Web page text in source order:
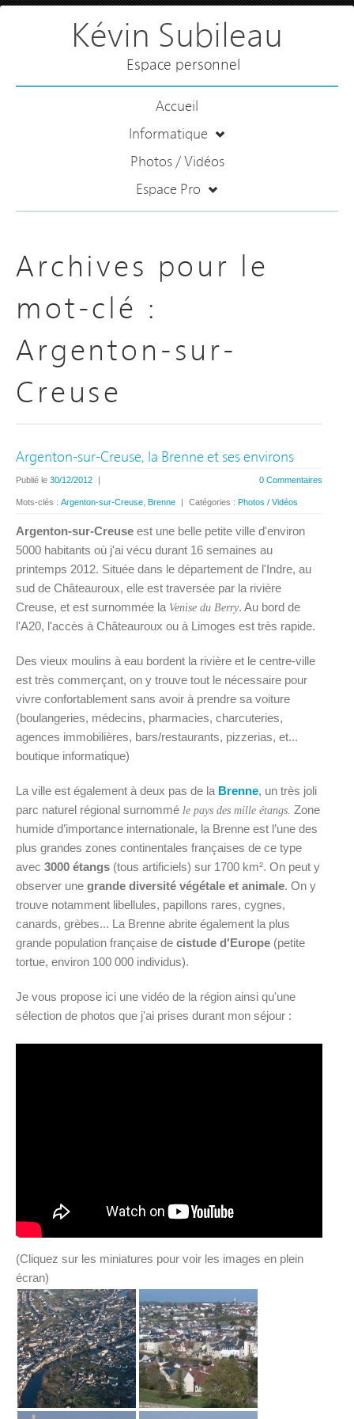
Kévin Subileau
Espace personnel
Accueil
Informatique
Photos / Vidéos
Espace Pro
Archives pour le
mot-clé :
Argenton-sur-
Creuse
Argenton-sur-Creuse, la Brenne et ses environs
0 Commentaires
Publié le 30/12/2012 |
Mots-clés : Argenton-sur-Creuse Brenne | Catégories : Photos / Vidéos
Argenton-sur-Creuse est une belle petite ville d'environ
5000 habitants où j'ai vécu durant 16 semaines au
printemps 2012. Située dans le département de l'Indre, au
sud de Châteauroux, elle est traversée par la rivière
Creuse, et est surnommée la Venise du Berry. Au bord de
l'A20, l'accès à Châteauroux ou à Limoges est très rapide.
Des vieux moulins à eau bordent la rivière et le centre-ville
est très commerçant, on y trouve tout le nécessaire pour
vivre confortablement sans avoir à prendre sa voiture
(boulangeries, médecins, pharmacies, charcuteries,
agences immobilières, bars/restaurants, pizzerias, et...
boutique informatique)
La ville est également à deux pas de la Brenne, un très joli
parc naturel régional surnommé le pays des mille étangs. Zone
humide d’importance internationale, la Brenne est l’une des
plus grandes zones continentales françaises de ce type
avec 3000 étangs (tous artificiels) sur 1700 km². On peut y
observer une grande diversité végétale et animale. On y
trouve notamment libellules, papillons rares, cygnes,
canards, grèbes... La Brenne abrite également la plus
grande population française de cistude d'Europe (petite
tortue, environ 100 000 individus).
Je vous propose ici une vidéo de la région ainsi qu'une
sélection de photos que j'ai prises durant mon séjour :